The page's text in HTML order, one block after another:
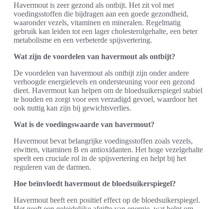
Havermout is zeer gezond als ontbijt. Het zit vol met
voedingsstoffen die bijdragen aan een goede gezondheid,
waaronder vezels, vitaminen en mineralen. Regelmatig
gebruik kan leiden tot een lager cholesterolgehalte, een beter
metabolisme en een verbeterde spijsvertering.
Wat zijn de voordelen van havermout als ontbijt?
De voordelen van havermout als ontbijt zijn onder andere
verhoogde energielevels en ondersteuning voor een gezond
dieet. Havermout kan helpen om de bloedsuikerspiegel stabiel
te houden en zorgt voor een verzadigd gevoel, waardoor het
ook nuttig kan zijn bij gewichtsverlies.
Wat is de voedingswaarde van havermout?
Havermout bevat belangrijke voedingsstoffen zoals vezels,
eiwitten, vitaminen B en antioxidanten. Het hoge vezelgehalte
speelt een cruciale rol in de spijsvertering en helpt bij het
reguleren van de darmen.
Hoe beïnvloedt havermout de bloedsuikerspiegel?
Havermout heeft een positief effect op de bloedsuikerspiegel.